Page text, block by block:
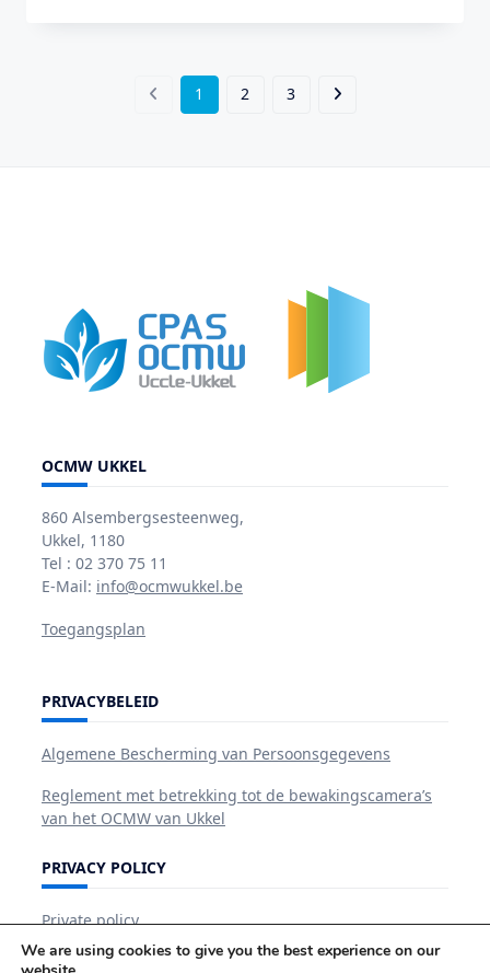
1 2 3
OCMW UKKEL
860 Alsembergsesteenweg,
Ukkel, 1180
Tel : 02 370 75 11
E-Mail: info@ocmwukkel.be
Toegangsplan
PRIVACYBELEID
Algemene Bescherming van Persoonsgegevens
Reglement met betrekking tot de bewakingscamera’s
van het OCMW van Ukkel
PRIVACY POLICY
Private policy
We are using cookies to give you the best experience on our